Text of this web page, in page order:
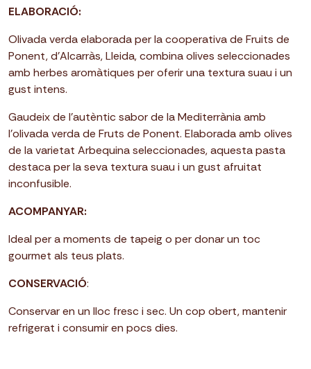
ELABORACIÓ:
Olivada verda elaborada per la cooperativa de Fruits de
Ponent, d'Alcarràs, Lleida, combina olives seleccionades
amb herbes aromàtiques per oferir una textura suau i un
gust intens.
Gaudeix de l'autèntic sabor de la Mediterrània amb
l'olivada verda de Fruts de Ponent. Elaborada amb olives
de la varietat Arbequina seleccionades, aquesta pasta
destaca per la seva textura suau i un gust afruitat
inconfusible.
ACOMPANYAR:
Ideal per a moments de tapeig o per donar un toc
gourmet als teus plats.
CONSERVACIÓ:
Conservar en un lloc fresc i sec. Un cop obert, mantenir
refrigerat i consumir en pocs dies.